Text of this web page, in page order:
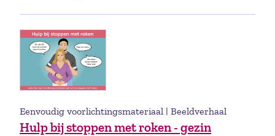
Hulp bij stoppen met roken - gezin
Eenvoudig voorlichtingsmateriaal | Beeldverhaal